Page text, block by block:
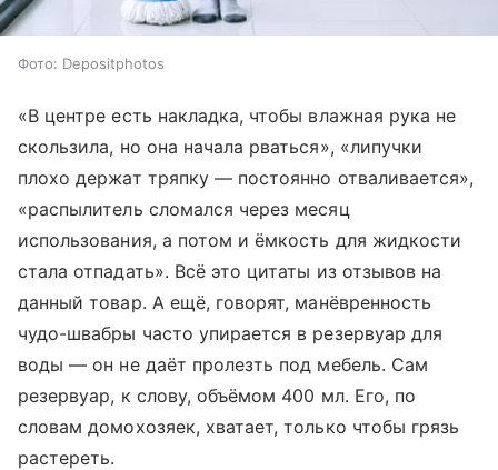
Фото: Depositphotos
«В центре есть накладка, чтобы влажная рука не
скользила, но она начала рваться», «липучки
плохо держат тряпку — постоянно отваливается»,
«распылитель сломался через месяц
использования, а потом и ёмкость для жидкости
стала отпадать». Всё это цитаты из отзывов на
данный товар. А ещё, говорят, манёвренность
чудо-швабры часто упирается в резервуар для
воды — он не даёт пролезть под мебель. Сам
резервуар, к слову, объёмом 400 мл. Его, по
словам домохозяек, хватает, только чтобы грязь
растереть.